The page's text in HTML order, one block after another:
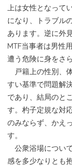
上は女性となって
になり、トラブル
あります。逆に外
MTF当事者は男性
遭う危険に身をさ
戸籍上の性別、
すい基準で問題解
であり、結局のと
す。杓子定規な対
のみならず、かえ
す。
公衆浴場につい
感を多少なりとも